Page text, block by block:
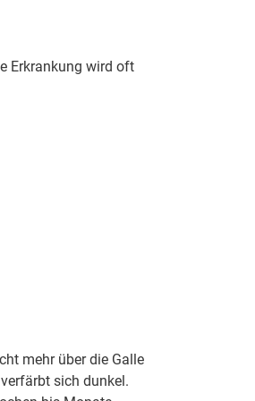
Erkrankung wird oft
mehr über die Galle
sich dunkel.